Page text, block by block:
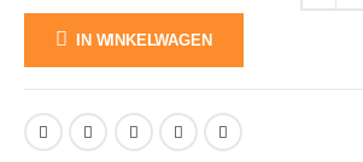
IN WINKELWAGEN